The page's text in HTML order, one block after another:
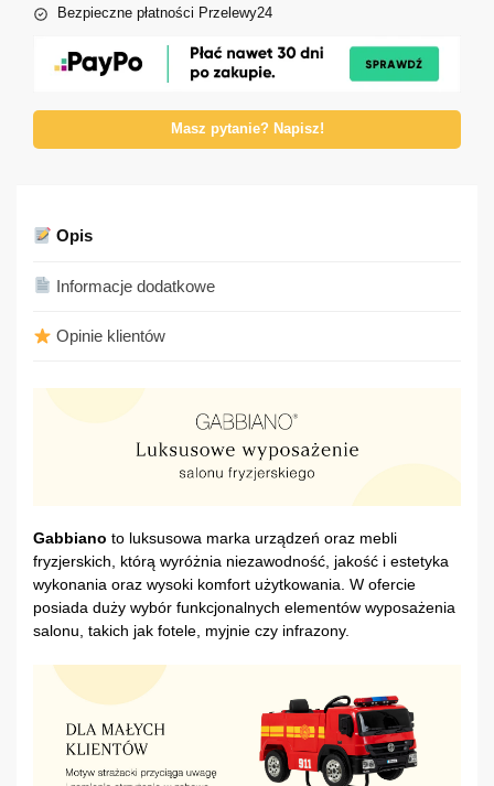
Bezpieczne płatności Przelewy24
Masz pytanie? Napisz!
Opis
Informacje dodatkowe
Opinie klientów
Gabbiano to luksusowa marka urządzeń oraz mebli
fryzjerskich, którą wyróżnia niezawodność, jakość i estetyka
wykonania oraz wysoki komfort użytkowania. W ofercie
posiada duży wybór funkcjonalnych elementów wyposażenia
salonu, takich jak fotele, myjnie czy infrazony.